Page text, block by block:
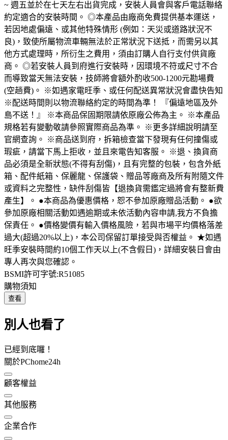
~ 週五並於在七天左右出貨完成，安裝人員會與客戶電話聯絡
約定適合的安裝時間。 ◎本產品由廠商免費提供基本運送，
若因地處偏遠、或其他特殊情形 (例如：天災或道路狀況不
良)，致使所屬物流車輛無法於正常狀況下送抵，而需另以其
他方式處理時，所衍生之費用，須由訂購人自行支付供貨廠
商。 ◎若安裝人員到府進行安裝時，因環境不符或尺寸不合
而導致當天無法安裝，技師將會額外酌收500-1200元勘場費
(空趟費)。 ※如遇家電旺季、或任何配送異常狀況會盡快告知
※配送時間則以物流聯絡約定的時間為準！ 『偏遠地區及外
島不送！』 ※本商品保固期限請依原廠公佈為主。 ※本產品
規格若有變動敬請參照實際商品為準。 ※更多詳細說明請至
官網查詢。 ※商品送到府，拆箱檢查當下發現有任何撞傷或
瑕疵，請當下馬上拒收，並且來電告知客服。 ※退、換貨商
品必須是全新狀態(不得有刮傷)，且有完整的包裝，包含外紙
箱、配件紙箱、保麗龍、保護袋、贈品等廠商及所有附隨文件
或資料之完整性，缺件刮傷皆【退換貨需鑑定過將會有整新費
產生】。 ●本商品為優惠價格，恕不參加原廠贈品活動。 ●欲
參加原廠相關活動如遇逾期或未依活動內容申請,我方不負擔
保責任。 ●價格變價有輸入價格風險，若與市場平均價格落差
過大(超過20%以上)，本公司保留訂單接受與否權益。 ★如遇
旺季安裝時間約10個工作天以上(不含假日)，詳細安裝日會由
專人再次與您確認。
BSMI許可字號:R51085
購物須知
查看
別人也看了
已經到底囉！
關於PChome24h
顧客權益
其他服務
企業合作